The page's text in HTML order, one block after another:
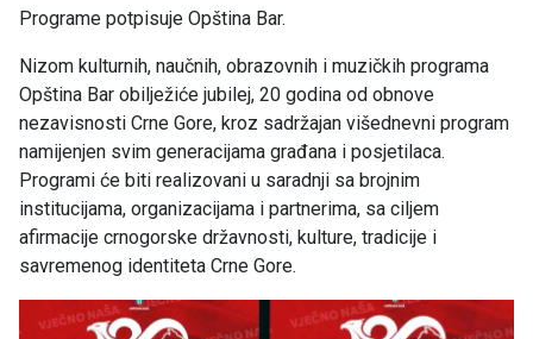
Programe potpisuje Opština Bar.
Nizom kulturnih, naučnih, obrazovnih i muzičkih programa
Opština Bar obilježiće jubilej, 20 godina od obnove
nezavisnosti Crne Gore, kroz sadržajan višednevni program
namijenjen svim generacijama građana i posjetilaca.
Programi će biti realizovani u saradnji sa brojnim
institucijama, organizacijama i partnerima, sa ciljem
afirmacije crnogorske državnosti, kulture, tradicije i
savremenog identiteta Crne Gore.